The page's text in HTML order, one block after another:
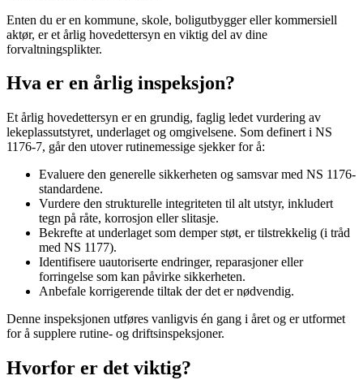
Enten du er en kommune, skole, boligutbygger eller kommersiell
aktør, er et årlig hovedettersyn en viktig del av dine
forvaltningsplikter.
Hva er en årlig inspeksjon?
Et årlig hovedettersyn er en grundig, faglig ledet vurdering av
lekeplassutstyret, underlaget og omgivelsene. Som definert i NS
1176-7, går den utover rutinemessige sjekker for å:
Evaluere den generelle sikkerheten og samsvar med NS 1176-
standardene.
Vurdere den strukturelle integriteten til alt utstyr, inkludert
tegn på råte, korrosjon eller slitasje.
Bekrefte at underlaget som demper støt, er tilstrekkelig (i tråd
med NS 1177).
Identifisere uautoriserte endringer, reparasjoner eller
forringelse som kan påvirke sikkerheten.
Anbefale korrigerende tiltak der det er nødvendig.
Denne inspeksjonen utføres vanligvis én gang i året og er utformet
for å supplere rutine- og driftsinspeksjoner.
Hvorfor er det viktig?